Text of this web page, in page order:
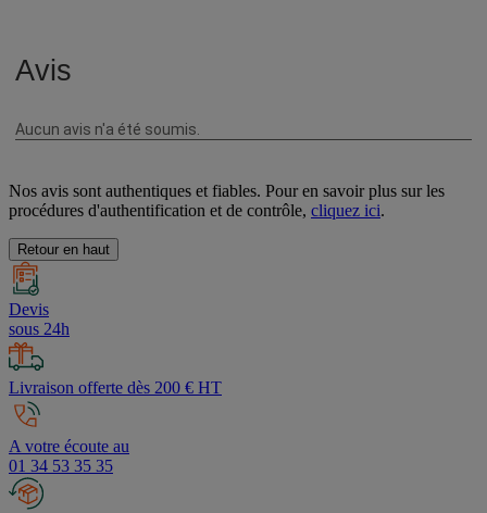
Nos avis sont authentiques et fiables. Pour en savoir plus sur les
procédures d'authentification et de contrôle, cliquez ici.
Retour en haut
Devis
sous 24h
Livraison offerte dès 200 € HT
A votre écoute au
01 34 53 35 35